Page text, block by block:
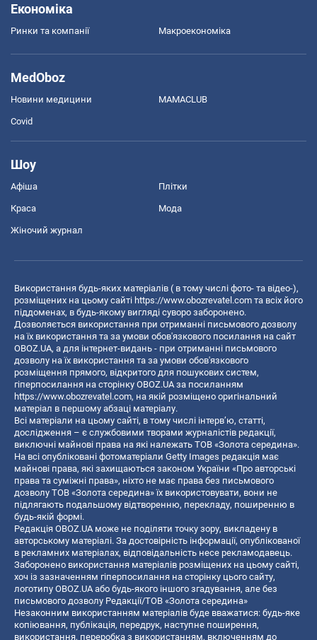
Економіка
Ринки та компанії Макроекономіка
MedOboz
Новини медицини MAMACLUB
Covid
Шоу
Афіша Плітки
Краса Мода
Жіночий журнал
Використання будь-яких матеріалів ( в тому числі фото- та відео-),
розміщених на цьому сайті https://www.obozrevatel.com та всіх його
піддоменах, в будь-якому вигляді суворо заборонено.
Дозволяється використання при отриманні письмового дозволу
на їх використання та за умови обов'язкового посилання на сайт
OBOZ.UA, а для інтернет-видань - при отриманні письмового
дозволу на їх використання та за умови обов'язкового
розміщення прямого, відкритого для пошукових систем,
гіперпосилання на сторінку OBOZ.UA за посиланням
https://www.obozrevatel.com, на якій розміщено оригінальний
матеріал в першому абзаці матеріалу.
Всі матеріали на цьому сайті, в тому числі інтерв’ю, статті,
дослідження – є службовими творами журналістів редакції,
виключні майнові права на які належать ТОВ «Золота середина».
На всі опубліковані фотоматеріали Getty Images редакція має
майнові права, які захищаються законом України «Про авторські
права та суміжні права», ніхто не має права без письмового
дозволу ТОВ «Золота середина» їх використовувати, вони не
підлягають подальшому відтворенню, перекладу, поширенню в
будь-якій формі.
Редакція OBOZ.UA може не поділяти точку зору, викладену в
авторському матеріалі. За достовірність інформації, опублікованої
в рекламних матеріалах, відповідальність несе рекламодавець.
Заборонено використання матеріалів розміщених на цьому сайті,
хоч із зазначенням гіперпосилання на сторінку цього сайту,
логотипу OBOZ.UA або будь-якого іншого згадування, але без
письмового дозволу Редакції/ТОВ «Золота середина»
Незаконним використанням матеріалів буде вважатися: будь-яке
копiювання, публiкацiя, передрук, наступне поширення,
використання, переробка з використанням, включенням до